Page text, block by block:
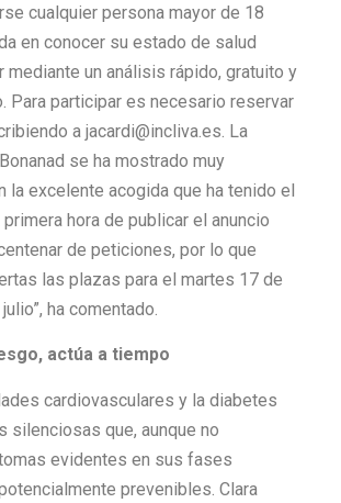
cualquier persona mayor de 18
en conocer su estado de salud
mediante un análisis rápido, gratuito y
Para participar es necesario reservar
a jacardi@incliva.es. La
se ha mostrado muy
la excelente acogida que ha tenido el
primera hora de publicar el anuncio
de peticiones, por lo que
las plazas para el martes 17 de
ha comentado.
actúa a tiempo
cardiovasculares y la diabetes
silenciosas que, aunque no
evidentes en sus fases
prevenibles. Clara